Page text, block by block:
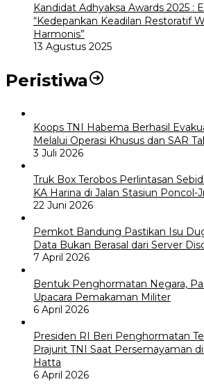
Kandidat Adhyaksa Awards 2025 :
“Kedepankan Keadilan Restoratif
Harmonis”
13 Agustus 2025
Peristiwa
Koops TNI Habema Berhasil
Melalui Operasi Khusus dan SAR
3 Juli 2026
Truk Box Terobos Perlintasan
KA Harina di Jalan Stasiun Poncol-
22 Juni 2026
Pemkot Bandung Pastikan Isu
Data Bukan Berasal dari Server
7 April 2026
Bentuk Penghormatan Negara,
Upacara Pemakaman Militer
6 April 2026
Presiden RI Beri Penghormatan
Prajurit TNI Saat Persemayaman
Hatta
6 April 2026